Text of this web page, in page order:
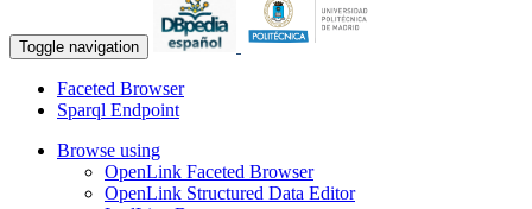
Toggle navigation
Faceted Browser
Sparql Endpoint
Browse using
OpenLink Faceted Browser
OpenLink Structured Data Editor